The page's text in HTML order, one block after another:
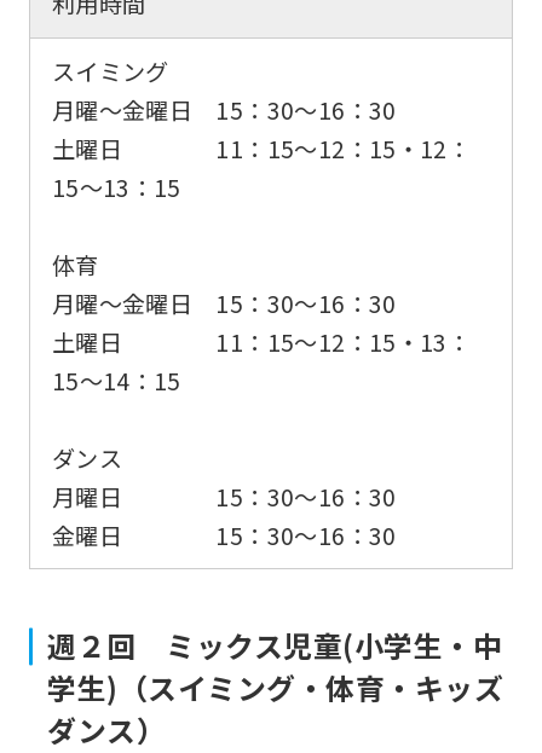
スイミング
月曜〜金曜日 15：30〜16：30
土曜日 11：15〜12：15・12：
15〜13：15
体育
月曜〜金曜日 15：30〜16：30
土曜日 11：15〜12：15・13：
15〜14：15
ダンス
月曜日 15：30〜16：30
金曜日 15：30〜16：30
週２回 ミックス児童(小学生・中
学生)（スイミング・体育・キッズ
ダンス）